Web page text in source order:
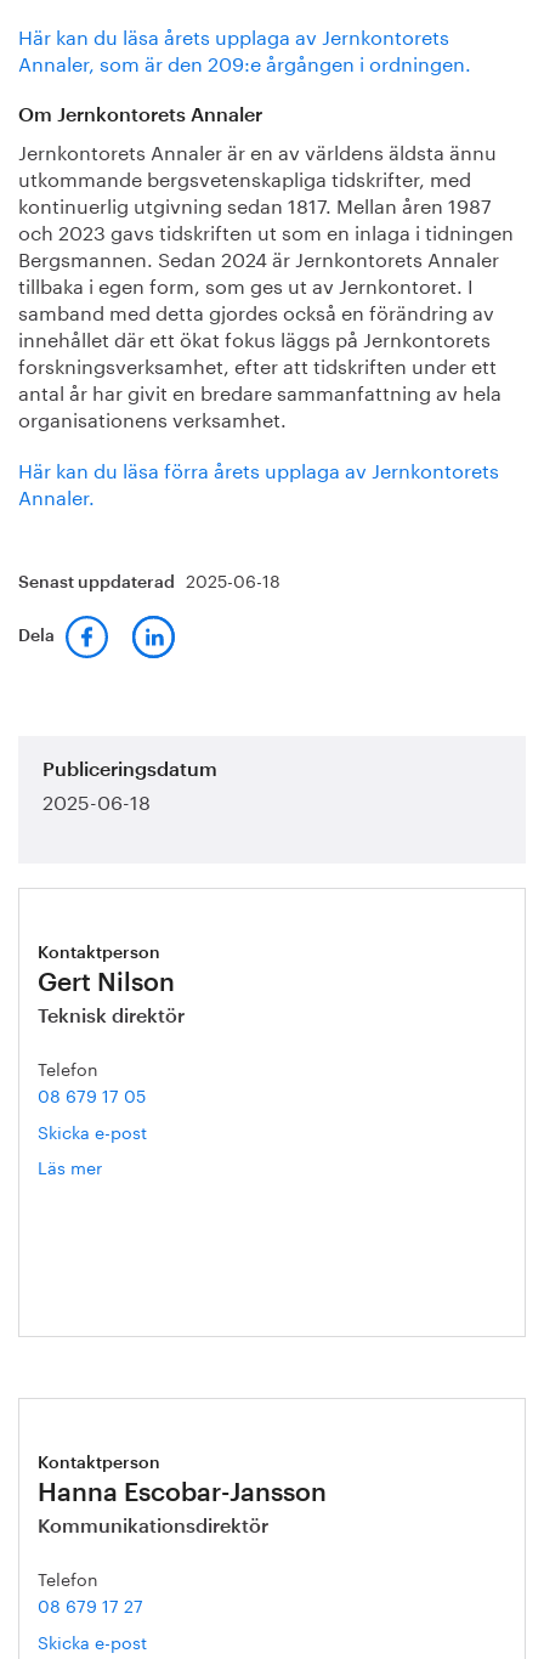
Här kan du läsa årets upplaga av Jernkontorets
Annaler, som är den 209:e årgången i ordningen.
Om Jernkontorets Annaler
Jernkontorets Annaler är en av världens äldsta ännu
utkommande bergsvetenskapliga tidskrifter, med
kontinuerlig utgivning sedan 1817. Mellan åren 1987
och 2023 gavs tidskriften ut som en inlaga i tidningen
Bergsmannen. Sedan 2024 är Jernkontorets Annaler
tillbaka i egen form, som ges ut av Jernkontoret. I
samband med detta gjordes också en förändring av
innehållet där ett ökat fokus läggs på Jernkontorets
forskningsverksamhet, efter att tidskriften under ett
antal år har givit en bredare sammanfattning av hela
organisationens verksamhet.
Här kan du läsa förra årets upplaga av Jernkontorets
Annaler.
Senast uppdaterad 2025-06-18
Dela
Publiceringsdatum
2025-06-18
Kontaktperson
Gert Nilson
Teknisk direktör
Telefon
08 679 17 05
Skicka e-post
Läs mer
Kontaktperson
Hanna Escobar-Jansson
Kommunikationsdirektör
Telefon
08 679 17 27
Skicka e-post